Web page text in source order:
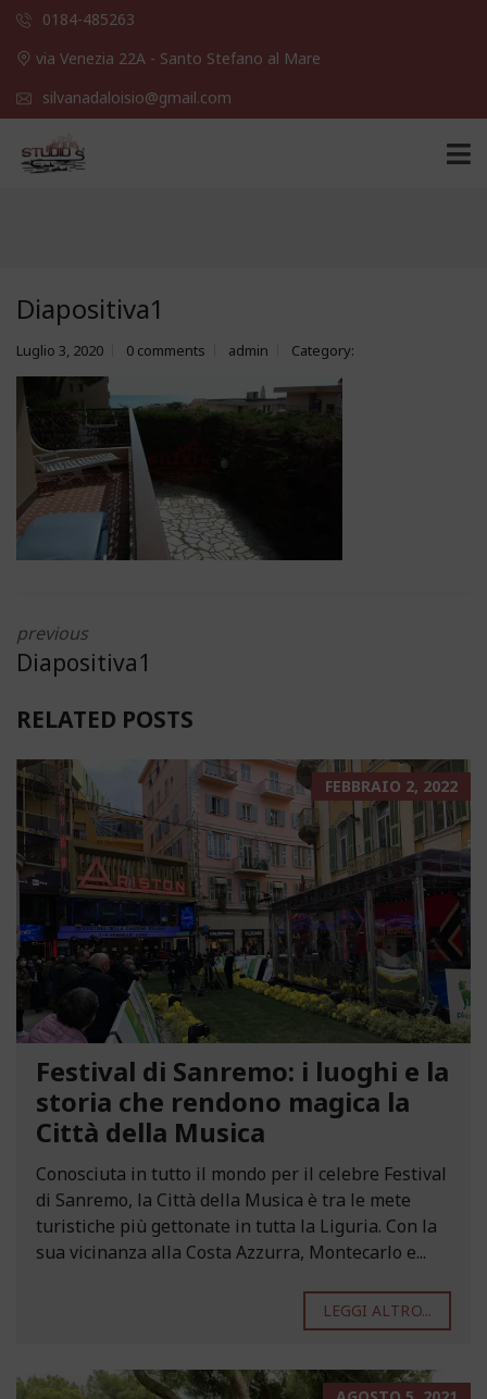
0184-485263
via Venezia 22A - Santo Stefano al Mare
silvanadaloisio@gmail.com
Diapositiva1
Luglio 3, 2020 0 comments admin Category:
previous
Diapositiva1
RELATED POSTS
FEBBRAIO 2, 2022
Festival di Sanremo: i luoghi e la
storia che rendono magica la
Città della Musica
Conosciuta in tutto il mondo per il celebre Festival
di Sanremo, la Città della Musica è tra le mete
turistiche più gettonate in tutta la Liguria. Con la
sua vicinanza alla Costa Azzurra, Montecarlo e...
LEGGI ALTRO...